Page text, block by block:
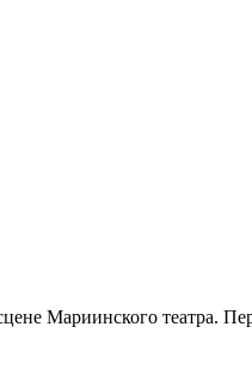
Мариинского театра.